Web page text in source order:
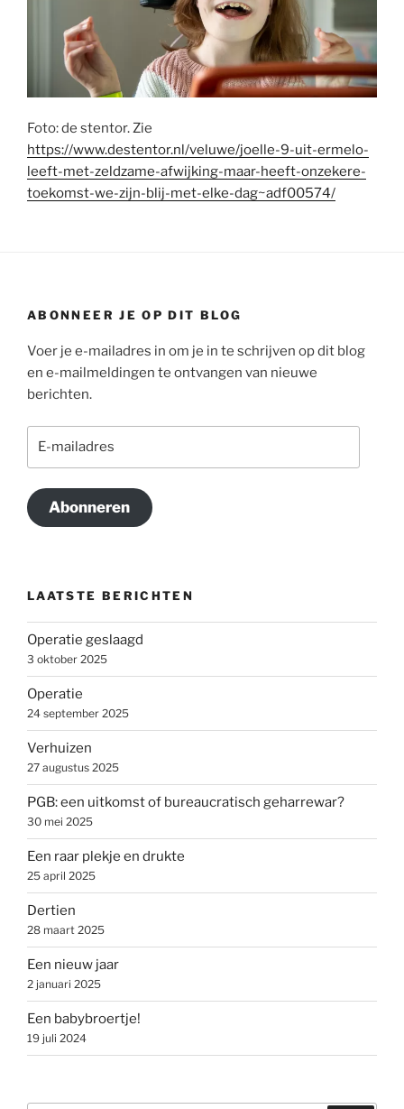
Foto: de stentor. Zie
https://www.destentor.nl/veluwe/joelle-9-uit-ermelo-
leeft-met-zeldzame-afwijking-maar-heeft-onzekere-
toekomst-we-zijn-blij-met-elke-dag~adf00574/
ABONNEER JE OP DIT BLOG
Voer je e-mailadres in om je in te schrijven op dit blog
en e-mailmeldingen te ontvangen van nieuwe
berichten.
Abonneren
LAATSTE BERICHTEN
Operatie geslaagd
3 oktober 2025
Operatie
24 september 2025
Verhuizen
27 augustus 2025
PGB: een uitkomst of bureaucratisch geharrewar?
30 mei 2025
Een raar plekje en drukte
25 april 2025
Dertien
28 maart 2025
Een nieuw jaar
2 januari 2025
Een babybroertje!
19 juli 2024